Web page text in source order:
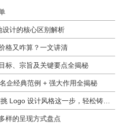
设计的核心区别解析
格又咋算？一文讲清
标、宗旨及关键要点全揭秘
企经典范例 + 强大作用全揭秘
样的呈现方式盘点